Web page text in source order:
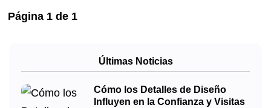
Página 1 de 1
Últimas Noticias
Cómo los Detalles de Diseño
Influyen en la Confianza y Visitas